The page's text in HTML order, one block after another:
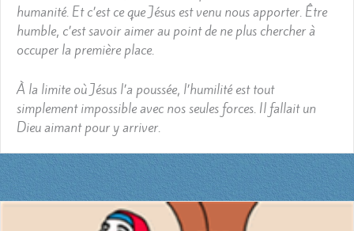
humanité. Et c’est ce que Jésus est venu nous apporter. Être
humble, c’est savoir aimer au point de ne plus chercher à
occuper la première place.
À la limite où Jésus l’a poussée, l’humilité est tout
simplement impossible avec nos seules forces. Il fallait un
Dieu aimant pour y arriver.